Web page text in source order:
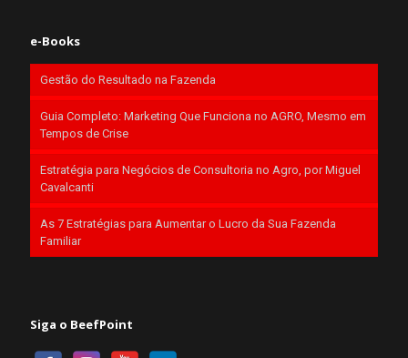
e-Books
Gestão do Resultado na Fazenda
Guia Completo: Marketing Que Funciona no AGRO, Mesmo em
Tempos de Crise
Estratégia para Negócios de Consultoria no Agro, por Miguel
Cavalcanti
As 7 Estratégias para Aumentar o Lucro da Sua Fazenda
Familiar
Siga o BeefPoint